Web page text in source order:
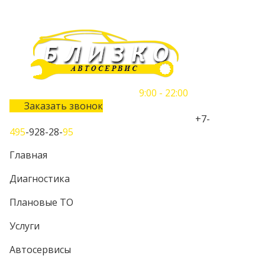
9:00 - 22:00
Заказать звонок
+7-
495-928-28-95
Главная
Диагностика
Плановые ТО
Услуги
Автосервисы